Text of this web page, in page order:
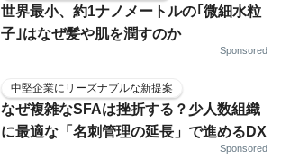
世界最小、約1ナノメートルの｢微細水粒
子｣はなぜ髪や肌を潤すのか
Sponsored
中堅企業にリーズナブルな新提案
なぜ複雑なSFAは挫折する？少人数組織
に最適な「名刺管理の延長」で進めるDX
Sponsored